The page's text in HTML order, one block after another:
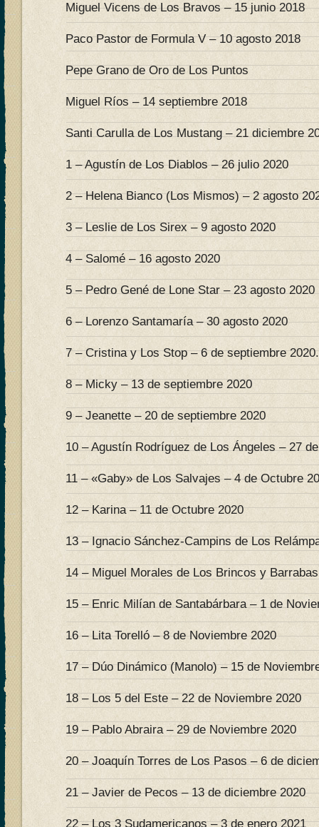
Miguel Vicens de Los Bravos – 15 junio 2018
Paco Pastor de Formula V – 10 agosto 2018
Pepe Grano de Oro de Los Puntos
Miguel Ríos – 14 septiembre 2018
Santi Carulla de Los Mustang – 21 diciembre
1 – Agustín de Los Diablos – 26 julio 2020
2 – Helena Bianco (Los Mismos) – 2 agosto
3 – Leslie de Los Sirex – 9 agosto 2020
4 – Salomé – 16 agosto 2020
5 – Pedro Gené de Lone Star – 23 agosto 2020
6 – Lorenzo Santamaría – 30 agosto 2020
7 – Cristina y Los Stop – 6 de septiembre 2020.
8 – Micky – 13 de septiembre 2020
9 – Jeanette – 20 de septiembre 2020
10 – Agustín Rodríguez de Los Ángeles – 27
11 – «Gaby» de Los Salvajes – 4 de Octubre
12 – Karina – 11 de Octubre 2020
13 – Ignacio Sánchez-Campins de Los
14 – Miguel Morales de Los Brincos y
15 – Enric Milían de Santabárbara – 1 de
16 – Lita Torelló – 8 de Noviembre 2020
17 – Dúo Dinámico (Manolo) – 15 de
18 – Los 5 del Este – 22 de Noviembre 2020
19 – Pablo Abraira – 29 de Noviembre 2020
20 – Joaquín Torres de Los Pasos – 6 de
21 – Javier de Pecos – 13 de diciembre 2020
22 – Los 3 Sudamericanos – 3 de enero 2021